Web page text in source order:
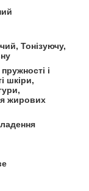
Тонізуючу,
і
шкіри,
жирових